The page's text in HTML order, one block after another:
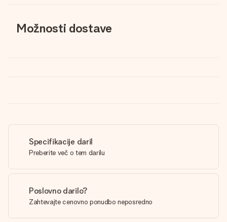
Možnosti dostave
Specifikacije daril
Preberite več o tem darilu
Poslovno darilo?
Zahtevajte cenovno ponudbo neposredno